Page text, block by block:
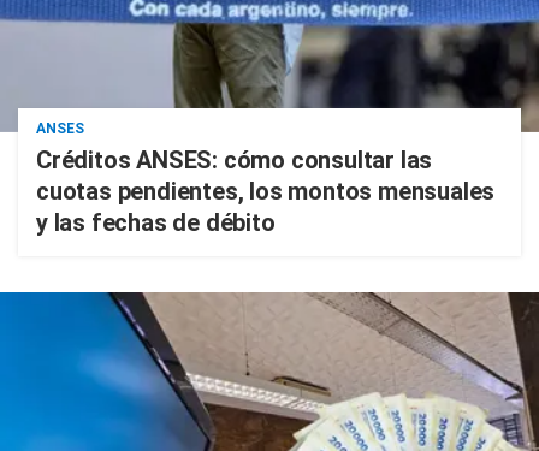
ANSES
Créditos ANSES: cómo consultar las
cuotas pendientes, los montos mensuales
y las fechas de débito